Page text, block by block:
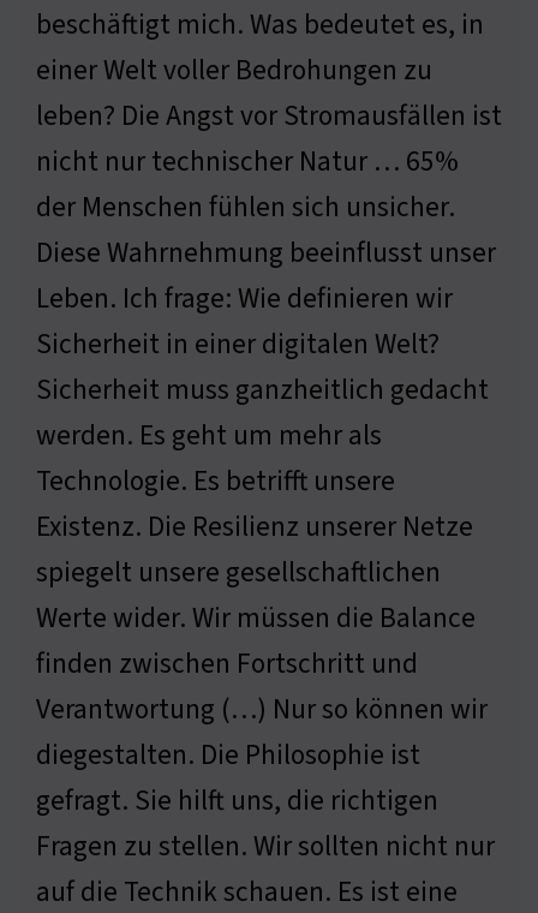
beschäftigt mich. Was bedeutet es, in
einer Welt voller Bedrohungen zu
leben? Die Angst vor Stromausfällen ist
nicht nur technischer Natur … 65%
der Menschen fühlen sich unsicher.
Diese Wahrnehmung beeinflusst unser
Leben. Ich frage: Wie definieren wir
Sicherheit in einer digitalen Welt?
Sicherheit muss ganzheitlich gedacht
werden. Es geht um mehr als
Technologie. Es betrifft unsere
Existenz. Die Resilienz unserer Netze
spiegelt unsere gesellschaftlichen
Werte wider. Wir müssen die Balance
finden zwischen Fortschritt und
Verantwortung (…) Nur so können wir
diegestalten. Die Philosophie ist
gefragt. Sie hilft uns, die richtigen
Fragen zu stellen. Wir sollten nicht nur
auf die Technik schauen. Es ist eine